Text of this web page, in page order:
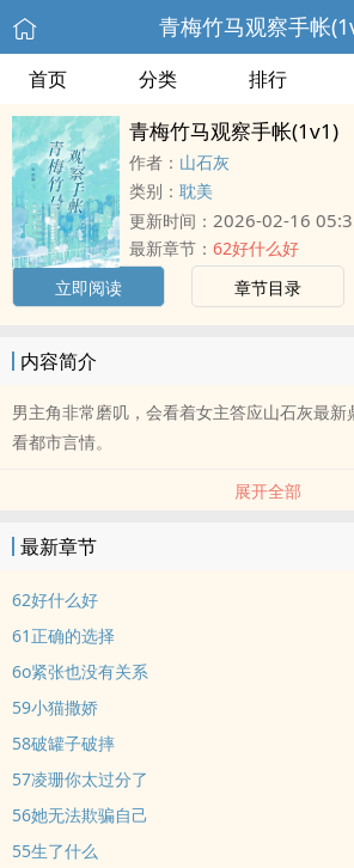
青梅竹马观察手帐
首页 分类 排行
青梅竹马观察手帐(1v1)
作者： 山石灰
类别： 耽美
更新时间： 2026-02-16
最新章节： 62好什么好
立即阅读
章节目录
内容简介
男主角非常磨叽，会看着女主答应山石灰最
看都市言情。
展开全部
最新章节
62好什么好
61正确的选择
6o紧张也没有关系
59小猫撒娇
58破罐子破摔
57凌珊你太过分了
56她无法欺骗自己
55生了什么